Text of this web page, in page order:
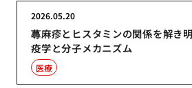
蕁麻疹とヒスタミンの関係を解き
疫学と分子メカニズム
2026.05.20
医療